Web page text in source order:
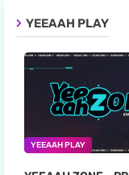
YEEAAH PLAY
YEEAAH PLAY